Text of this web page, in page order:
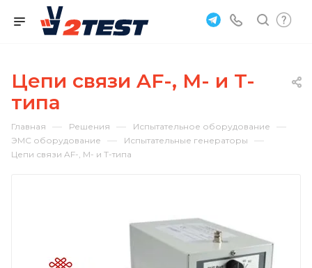
Цепи связи AF-, M- и T-
типа
Главная — Решения — Испытательное оборудование —
ЭМС оборудование — Испытательные генераторы —
Цепи связи AF-, M- и T-типа